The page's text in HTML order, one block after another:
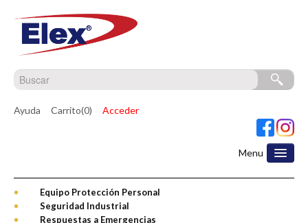
Ayuda Carrito(0) Acceder
Menu
Equipo Protección Personal
Seguridad Industrial
Respuestas a Emergencias